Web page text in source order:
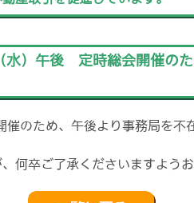
）午後 定時総会開催のた
催のため、午後より事務局を不
何卒ご了承くださいますよう